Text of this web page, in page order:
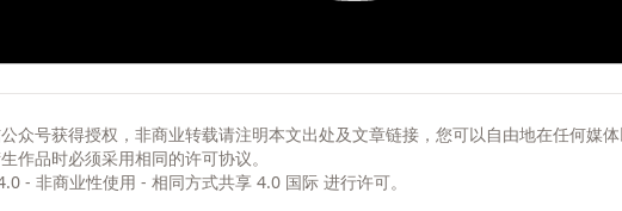
众号获得授权，非商业转载请注明本文出处及文章链接，您可以自由地在任何媒
作品时必须采用相同的许可协议。
- 非商业性使用 - 相同方式共享 4.0 国际进行许可。